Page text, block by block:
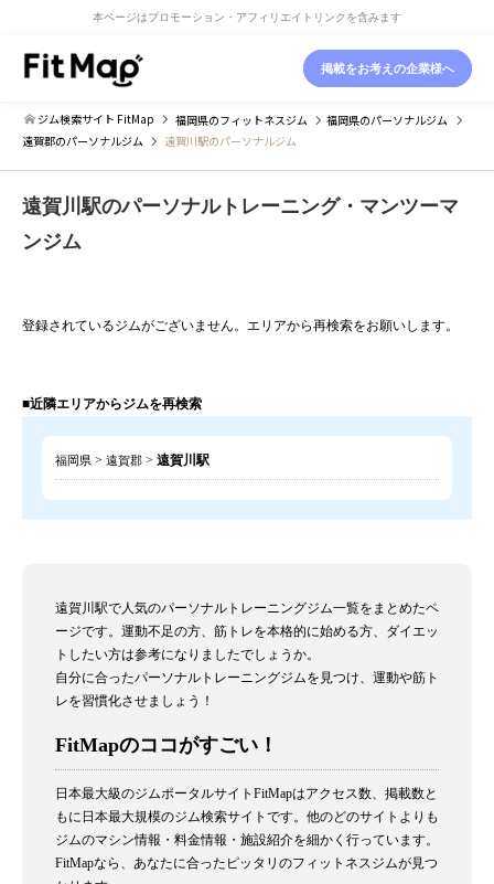
本ページはプロモーション・アフィリエイトリンクを含みます
掲載をお考えの企業様へ
ジム検索サイト FitMap 福岡県のフィットネスジム 福岡県のパーソナルジム
遠賀郡のパーソナルジム 遠賀川駅のパーソナルジム
遠賀川駅のパーソナルトレーニング・マンツーマ
ンジム
登録されているジムがございません。エリアから再検索をお願いします。
■近隣エリアからジムを再検索
福岡県 > 遠賀郡 > 遠賀川駅
遠賀川駅で人気のパーソナルトレーニングジム一覧をまとめたペ
ージです。運動不足の方、筋トレを本格的に始める方、ダイエッ
トしたい方は参考になりましたでしょうか。
自分に合ったパーソナルトレーニングジムを見つけ、運動や筋ト
レを習慣化させましょう！
FitMapのココがすごい！
日本最大級のジムポータルサイトFitMapはアクセス数、掲載数と
もに日本最大規模のジム検索サイトです。他のどのサイトよりも
ジムのマシン情報・料金情報・施設紹介を細かく行っています。
FitMapなら、あなたに合ったピッタリのフィットネスジムが見つ